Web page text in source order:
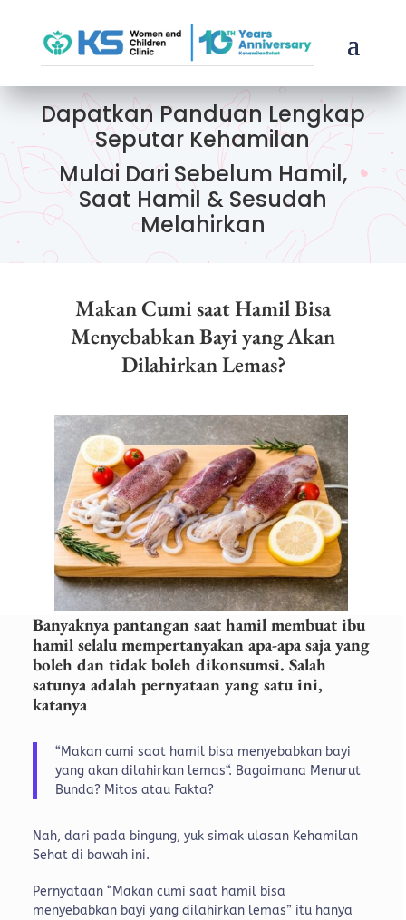
Dapatkan Panduan Lengkap
Seputar Kehamilan
Mulai Dari Sebelum Hamil,
Saat Hamil & Sesudah
Melahirkan
Makan Cumi saat Hamil Bisa
Menyebabkan Bayi yang Akan
Dilahirkan Lemas?
Banyaknya pantangan saat hamil membuat ibu
hamil selalu mempertanyakan apa-apa saja yang
boleh dan tidak boleh dikonsumsi. Salah
satunya adalah pernyataan yang satu ini,
katanya
“Makan cumi saat hamil bisa menyebabkan bayi
yang akan dilahirkan lemas“. Bagaimana Menurut
Bunda? Mitos atau Fakta?
Nah, dari pada bingung, yuk simak ulasan Kehamilan
Sehat di bawah ini.
Pernyataan “Makan cumi saat hamil bisa
menyebabkan bayi yang dilahirkan lemas” itu hanya